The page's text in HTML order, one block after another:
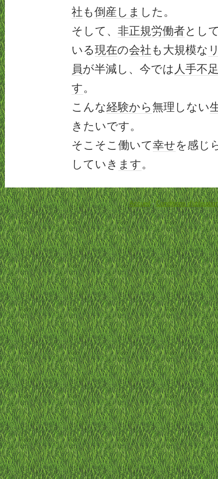
社も倒産 しま した。
そして、 非正規労働者とし
いる現在の会社も大規模な
員が半減し、今では 人手不
す。
こんな経験から無理しない
きたいです。
そこそこ働いて幸せを感じ
していき ます。
Accueil-Conditions